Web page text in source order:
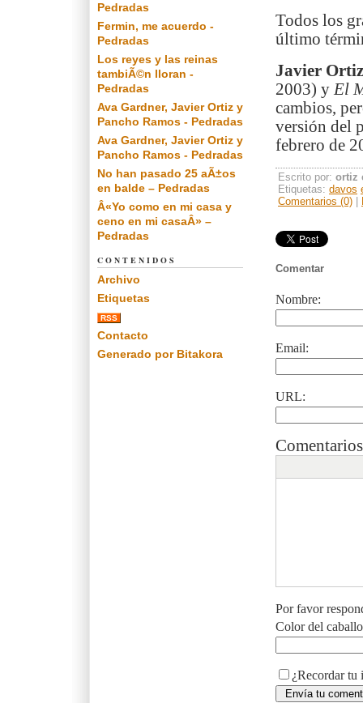
Todos los
último
Javier Ortiz
2003) y El
cambios,
versión del
febrero de
Escrito por: ortiz
Etiquetas: davos
Comentarios (0)
Comentar
Nombre:
Email:
URL:
Por favor
Color del
¿Recordar tu
Pedradas
Fermin, me acuerdo -
Pedradas
Los reyes y las reinas
tambiÃ©n lloran -
Pedradas
Ava Gardner, Javier Ortiz y
Pancho Ramos - Pedradas
Ava Gardner, Javier Ortiz y
Pancho Ramos - Pedradas
No han pasado 25 aÃ±os
en balde – Pedradas
Â«Yo como en mi casa y
ceno en mi casaÂ» –
Pedradas
CONTENIDOS
Archivo
Etiquetas
RSS
Contacto
Generado por Bitakora